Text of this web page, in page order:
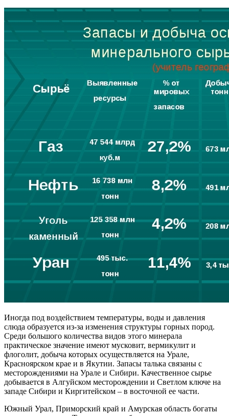
Иногда под воздействием температуры, воды и давления
слюда образуется из-за изменения структуры горных пород.
Среди большого количества видов этого минерала
практическое значение имеют мусковит, вермикулит и
флоголит, добыча которых осуществляется на Урале,
Красноярском крае и в Якутии. Запасы талька связаны с
месторождениями на Урале и Сибири. Качественное сырье
добывается в Алгуйском месторождении и Светлом ключе на
западе Сибири и Киргитейском – в восточной ее части.
Южный Урал, Приморский край и Амурская область богаты